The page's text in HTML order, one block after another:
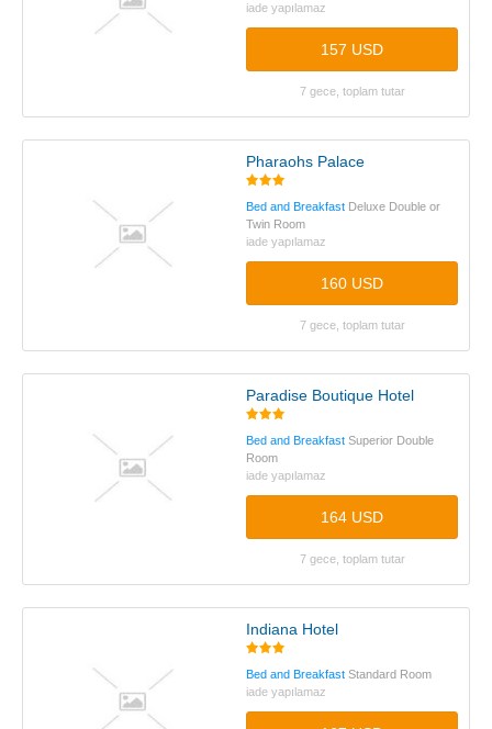
iade yapılamaz
157 USD
7 gece, toplam tutar
Pharaohs Palace
Bed and Breakfast Deluxe Double or
Twin Room
iade yapılamaz
160 USD
7 gece, toplam tutar
Paradise Boutique Hotel
Bed and Breakfast Superior Double
Room
iade yapılamaz
164 USD
7 gece, toplam tutar
Indiana Hotel
Bed and Breakfast Standard Room
iade yapılamaz